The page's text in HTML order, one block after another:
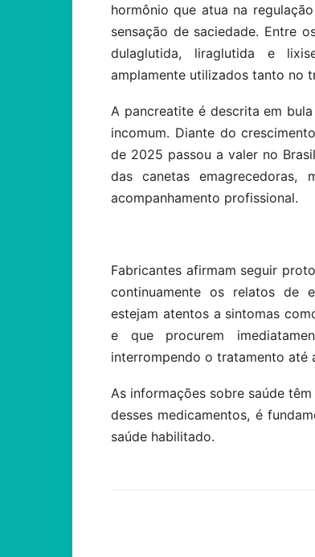
hormônio que atua na
sensação de saciedade. Entre
dulaglutida, liraglutida e
amplamente utilizados tanto no
A pancreatite é descrita em
incomum. Diante do
de 2025 passou a valer no
das canetas
acompanhamento profissional.
Fabricantes afirmam seguir
continuamente os relatos de
estejam atentos a sintomas
e que procurem
interrompendo o tratamento até
As informações sobre saúde
desses medicamentos, é
saúde habilitado.